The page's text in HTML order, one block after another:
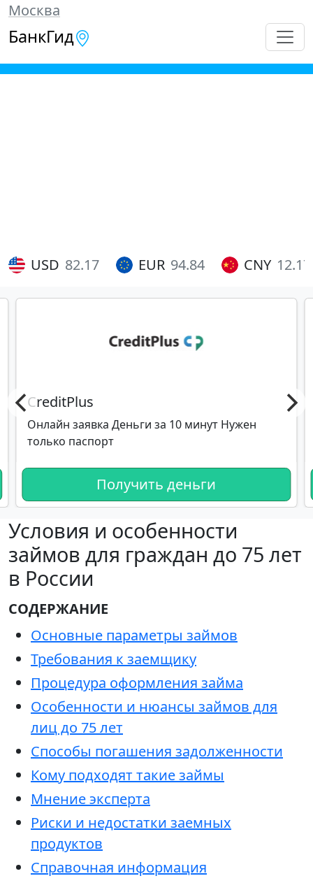
Москва
БанкГид
USD 82.17 EUR 94.84 CNY 12.17
CreditPlus
Онлайн заявка Деньги за 10 минут Нужен
только паспорт
Получить деньги
Условия и особенности
займов для граждан до 75 лет
в России
СОДЕРЖАНИЕ
Основные параметры займов
Требования к заемщику
Процедура оформления займа
Особенности и нюансы займов для
лиц до 75 лет
Способы погашения задолженности
Кому подходят такие займы
Мнение эксперта
Риски и недостатки заемных
продуктов
Справочная информация